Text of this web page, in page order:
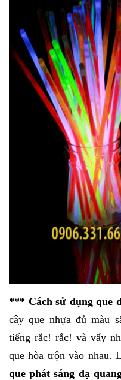
*** Cách sử dụng que
cây que nhựa đủ màu
tiếng rắc! rắc! và vẩy
que hòa trộn vào nhau.
que phát sáng dạ